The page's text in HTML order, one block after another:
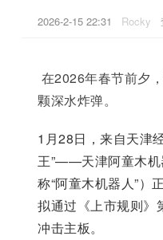
2026-2-15 22:31 Rocky
在2026年春节前夕
颗深水炸弹。
1月28日，来自天津
王”——天津阿童木机
称“阿童木机器人”）
拟通过《上市规则》
冲击主板。